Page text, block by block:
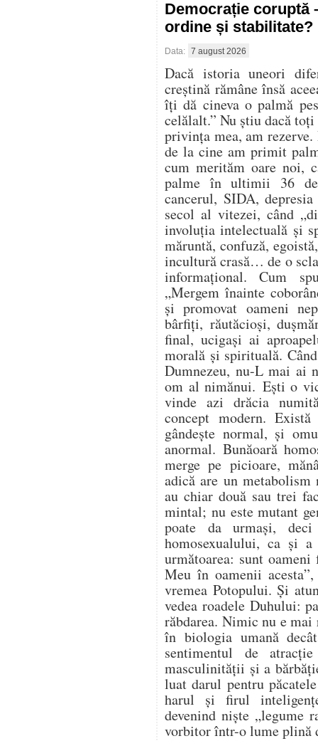
Democrație coruptă
ordine și stabilitate?
Data: 7 august 2026
Dacă istoria uneori
creștină rămâne însă
îți dă cineva o palmă
celălalt.” Nu știu dacă toți
privința mea, am
de la cine am primit
cum merităm oare noi,
palme în ultimii 36
cancerul, SIDA,
secol al vitezei, când
involuția intelectuală și
măruntă, confuză,
incultură crasă… de o
informațional. Cum
„Mergem înainte
și promovat oameni
bârfiți, răutăcioși,
final, ucigași ai
morală și spirituală.
Dumnezeu, nu-L mai ai
om al nimănui. Ești o
vinde azi drăcia
concept modern.
gândește normal, și
anormal. Bunăoară
merge pe picioare,
adică are un
au chiar două sau trei
mintal; nu este mutant
poate da urmași,
homosexualului, ca și
următoarea: sunt
Meu în oamenii
vremea Potopului. Și
vedea roadele Duhului:
răbdarea. Nimic nu e
în biologia umană
sentimentul de
masculinității și a
luat darul pentru
harul și firul
devenind niște „legume
vorbitor într-o lume plină